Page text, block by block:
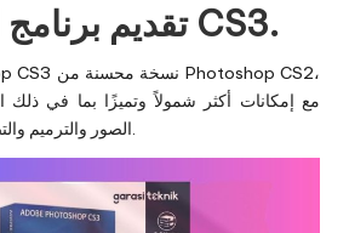
تقديم برنامج الفوتوشوب CS3.
مع إمكانات أكثر شمولاً وتميزًا بما في ذلك
الصور والترميم والتصميم ودعم مواقع الويب.